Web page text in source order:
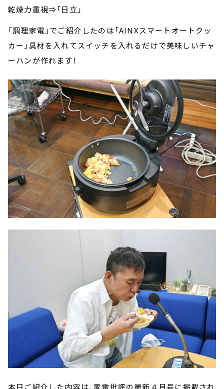
乾燥力重視⇒「日立」
「調理家電」でご紹介したのは「AINXスマートオートクッ
カー」具材を入れてスイッチを入れるだけで美味しいチャ
ーハンが作れます！